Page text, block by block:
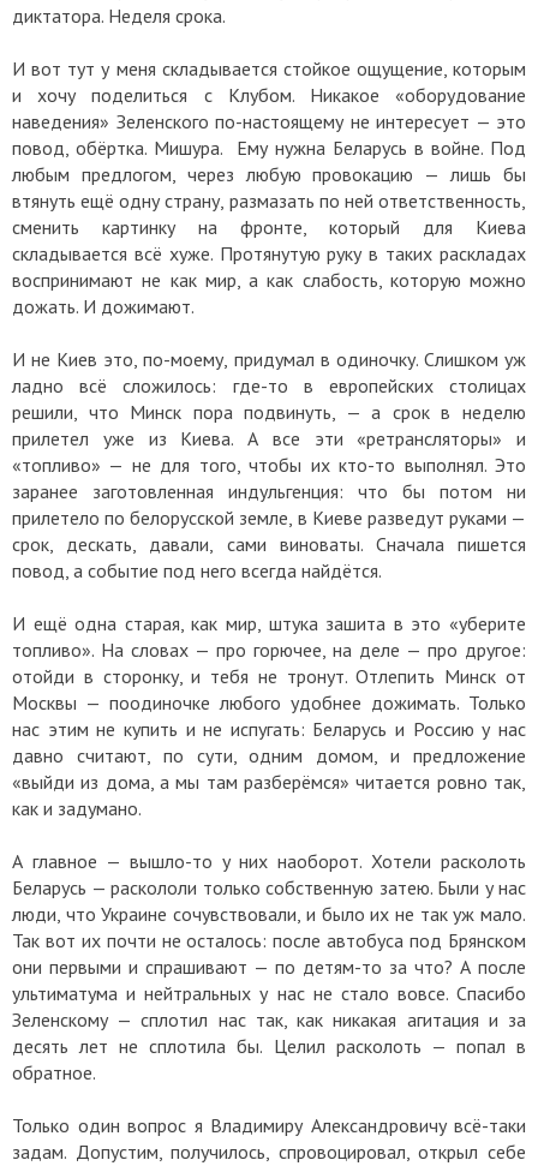
диктатора. Неделя срока.
И вот тут у меня складывается стойкое ощущение, которым
и хочу поделиться с Клубом. Никакое «оборудование
наведения» Зеленского по-настоящему не интересует — это
повод, обёртка. Мишура. Ему нужна Беларусь в войне. Под
любым предлогом, через любую провокацию — лишь бы
втянуть ещё одну страну, размазать по ней ответственность,
сменить картинку на фронте, который для Киева
складывается всё хуже. Протянутую руку в таких раскладах
воспринимают не как мир, а как слабость, которую можно
дожать. И дожимают.
И не Киев это, по-моему, придумал в одиночку. Слишком уж
ладно всё сложилось: где-то в европейских столицах
решили, что Минск пора подвинуть, — а срок в неделю
прилетел уже из Киева. А все эти «ретрансляторы» и
«топливо» — не для того, чтобы их кто-то выполнял. Это
заранее заготовленная индульгенция: что бы потом ни
прилетело по белорусской земле, в Киеве разведут руками —
срок, дескать, давали, сами виноваты. Сначала пишется
повод, а событие под него всегда найдётся.
И ещё одна старая, как мир, штука зашита в это «уберите
топливо». На словах — про горючее, на деле — про другое:
отойди в сторонку, и тебя не тронут. Отлепить Минск от
Москвы — поодиночке любого удобнее дожимать. Только
нас этим не купить и не испугать: Беларусь и Россию у нас
давно считают, по сути, одним домом, и предложение
«выйди из дома, а мы там разберёмся» читается ровно так,
как и задумано.
А главное — вышло-то у них наоборот. Хотели расколоть
Беларусь — раскололи только собственную затею. Были у нас
люди, что Украине сочувствовали, и было их не так уж мало.
Так вот их почти не осталось: после автобуса под Брянском
они первыми и спрашивают — по детям-то за что? А после
ультиматума и нейтральных у нас не стало вовсе. Спасибо
Зеленскому — сплотил нас так, как никакая агитация и за
десять лет не сплотила бы. Целил расколоть — попал в
обратное.
Только один вопрос я Владимиру Александровичу всё-таки
задам. Допустим, получилось, спровоцировал, открыл себе